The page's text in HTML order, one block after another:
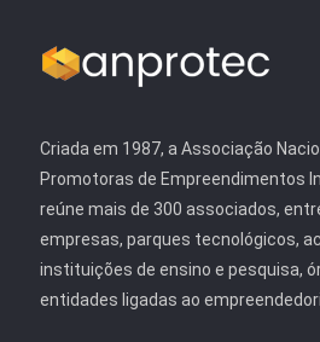
Criada em 1987, a Associação
Promotoras de Empreendimentos
reúne mais de 300 associados,
empresas, parques tecnológicos,
instituições de ensino e pesquisa,
entidades ligadas ao